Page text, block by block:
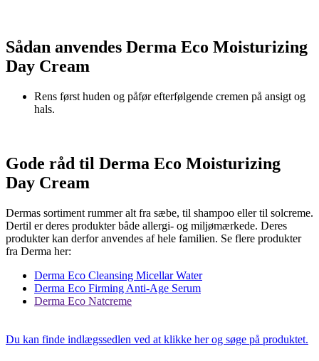
Sådan anvendes Derma Eco Moisturizing
Day Cream
Rens først huden og påfør efterfølgende cremen på ansigt og
hals.
Gode råd til Derma Eco Moisturizing
Day Cream
Dermas sortiment rummer alt fra sæbe, til shampoo eller til solcreme.
Dertil er deres produkter både allergi- og miljømærkede. Deres
produkter kan derfor anvendes af hele familien. Se flere produkter
fra Derma her:
Derma Eco Cleansing Micellar Water
Derma Eco Firming Anti-Age Serum
Derma Eco Natcreme
Du kan finde indlægssedlen ved at klikke her og søge på produktet.